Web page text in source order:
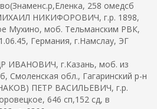
258 омедсб
НИКИФОРОВИЧ, г.р. 1898,
Мухино, моб. Тельманским РВК,
Германия, г.Намслау, ЭГ
г.Казань, моб. из
Смоленская обл., Гагаринский р-н
ПЕТР ВАСИЛЬЕВИЧ, г.р.
646 сп,152 сд, в